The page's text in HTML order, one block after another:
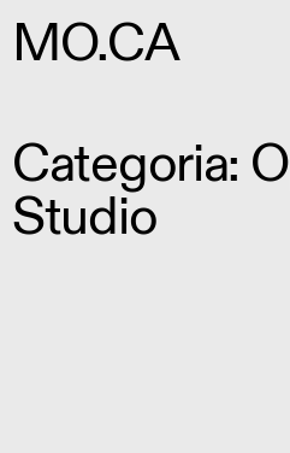
MO.CA
Categoria:
Studio